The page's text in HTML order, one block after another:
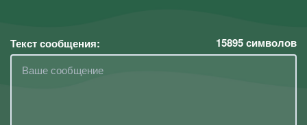
Текст сообщения: 15895символов